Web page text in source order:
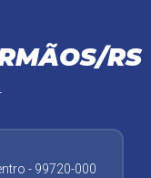
RS
- 99720-000